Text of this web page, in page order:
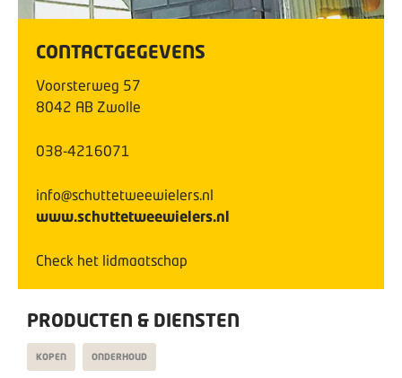
CONTACTGEGEVENS
Voorsterweg 57
8042 AB Zwolle
038-4216071
info@schuttetweewielers.nl
www.schuttetweewielers.nl
Check het lidmaatschap
PRODUCTEN & DIENSTEN
KOPEN ONDERHOUD